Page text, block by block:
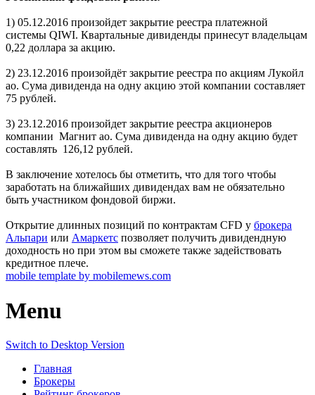
1) 05.12.2016 произойдет закрытие реестра платежной
системы QIWI. Квартальные дивиденды принесут владельцам
0,22 доллара за акцию.
2) 23.12.2016 произойдёт закрытие реестра по акциям Лукойл
ао. Сума дивиденда на одну акцию этой компании составляет
75 рублей.
3) 23.12.2016 произойдет закрытие реестра акционеров
компании Магнит ао. Сума дивиденда на одну акцию будет
составлять 126,12 рублей.
В заключение хотелось бы отметить, что для того чтобы
заработать на ближайших дивидендах вам не обязательно
быть участником фондовой биржи.
Открытие длинных позиций по контрактам CFD у брокера
Альпари или Амаркетс позволяет получить дивидендную
доходность но при этом вы сможете также задействовать
кредитное плече.
mobile template by mobilemews.com
Menu
Switch to Desktop Version
Главная
Брокеры